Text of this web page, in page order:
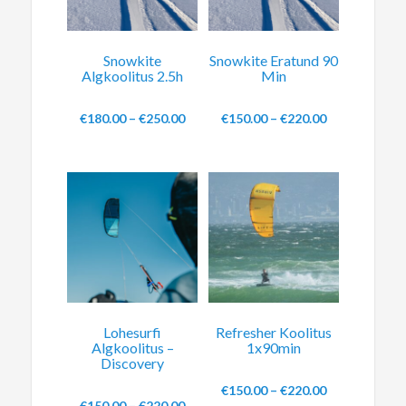
Snowkite
Algkoolitus 2.5h
€180.00– €250.00
Snowkite Eratund 90
Min
€150.00– €220.00
Lohesurfi
Algkoolitus –
Discovery
Refresher Koolitus
1x90min
€150.00– €220.00